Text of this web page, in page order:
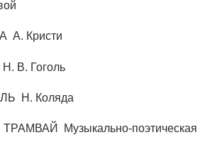
Кристи
В. Гоголь
Н. Коляда
Музыкально-поэтическая